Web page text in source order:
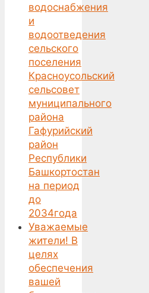
водоснабжения
и
водоотведения
сельского
поселения
Красноусольский
сельсовет
муниципального
района
Гафурийский
район
Республики
Башкортостан
на период
до
2034года
Уважаемые
жители! В
целях
обеспечения
вашей